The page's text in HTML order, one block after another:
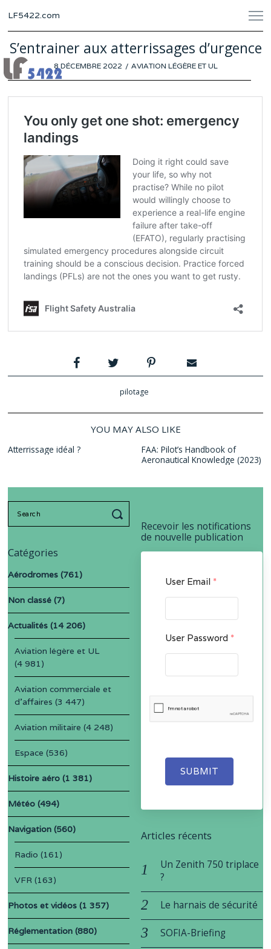
LF5422.com
S’entrainer aux atterrissages d’urgence
POSTED
ON
8 DÉCEMBRE 2022 3 AVIATION LÉGÈRE ET UL
pilotage
YOU MAY ALSO LIKE
Atterrissage idéal ?
FAA: Pilot’s Handbook of
Aeronautical Knowledge (2023)
Recevoir les notifications
de nouvelle publication
User Email *
User Password *
SUBMIT
Catégories
Aérodromes (761)
Non classé (7)
Actualités (14 206)
Aviation légère et UL
(4 981)
Aviation commerciale et
d'affaires (3 447)
Aviation militaire (4 248)
Espace (536)
Histoire aéro (1 381)
Météo (494)
Navigation (560)
Radio (161)
VFR (163)
Photos et vidéos (1 357)
Réglementation (880)
Articles récents
Un Zenith 750 triplace
?
Le harnais de sécurité
SOFIA-Briefing